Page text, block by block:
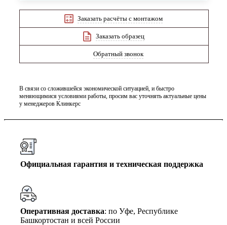
Заказать расчёты с монтажом
Заказать образец
Обратный звонок
В связи со сложившейся экономической ситуацией, и быстро
меняющимися условиями работы, просим вас уточнять актуальные цены
у менеджеров Клинкерс
Официальная гарантия и техническая поддержка
Оперативная доставка: по Уфе, Республике
Башкортостан и всей России